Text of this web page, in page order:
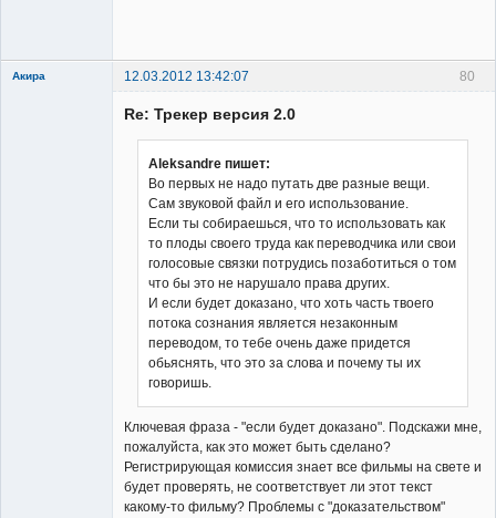
80
Акира 12.03.2012 13:42:07
Re: Трекер версия 2.0
Aleksandre пишет:
Во первых не надо путать две разные вещи.
Сам звуковой файл и его использование.
Если ты собираешься, что то использовать как
то плоды своего труда как переводчика или свои
голосовые связки потрудись позаботиться о том
что бы это не нарушало права других.
И если будет доказано, что хоть часть твоего
потока сознания является незаконным
переводом, то тебе очень даже придется
обьяснять, что это за слова и почему ты их
говоришь.
Ключевая фраза - "если будет доказано". Подскажи мне,
пожалуйста, как это может быть сделано?
Регистрирующая комиссия знает все фильмы на свете и
будет проверять, не соответствует ли этот текст
какому-то фильму? Проблемы с "доказательством"